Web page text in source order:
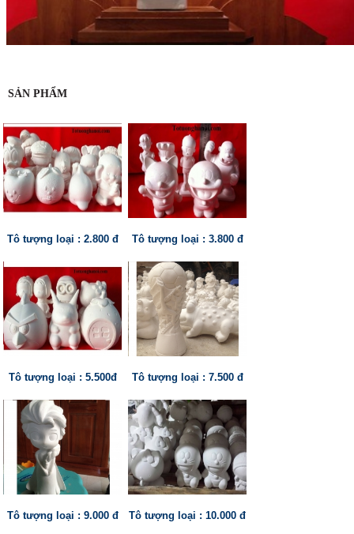
SẢN PHẨM
Tô tượng loại : 2.800 đ Tô tượng loại : 3.800 đ
Tô tượng loại : 5.500đ Tô tượng loại : 7.500 đ
Tô tượng loại : 9.000 đ Tô tượng loại : 10.000 đ